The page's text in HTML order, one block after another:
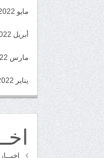
مايو 2022
أبريل 2022
مارس 2022
يناير 2022